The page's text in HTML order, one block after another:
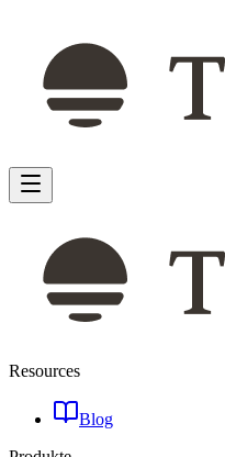
Resources
Blog